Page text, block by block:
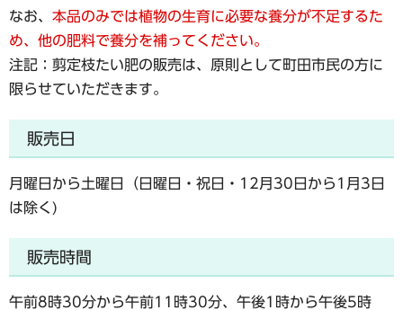
なお、 本品のみでは植物の生育に必要な養分が不足するた
め、他の肥料で養分を補ってください。
注記：剪定枝たい肥の販売は、原則として町田市民の方に
限らせていただきます。
販売日
月曜日から土曜日（日曜日・祝日・12月30日から1月3日
は除く)
販売時間
午前8時30分から午前11時30分、午後1時から午後5時